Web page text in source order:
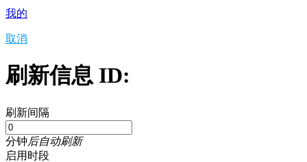
我的
取消
刷新信息 ID:
刷新间隔
分钟后自动刷新
启用时段